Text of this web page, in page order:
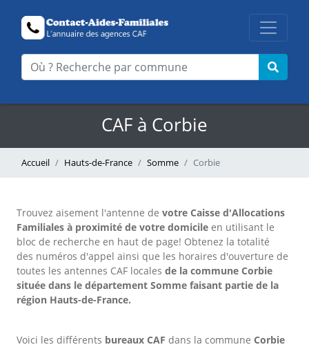
CAF à Corbie
Accueil Hauts-de-France Somme Corbie
Trouvez aisement l'antenne de votre Caisse d'Allocations
Familiales à proximité de votre domicile en utilisant le
bloc de recherche en haut de page! Obtenez la totalité
des numéros d'appel ainsi que les horaires d'ouverture de
toutes les antennes CAF locales de la commune Corbie
située dans le département Somme faisant partie de la
région Hauts-de-France.
Voici les différents bureaux CAF dans la commune Corbie